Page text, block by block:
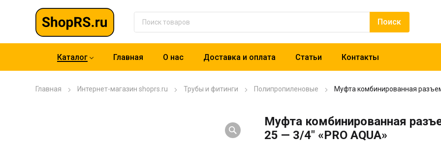
Каталог Главная О нас Доставка и оплата Статьи Контакты
Главная Интернет-магазин shoprs.ru Трубы и фитинги Полипропиленовые Муфта комбинированная
Муфта комбинированная
25 — 3/4″ «PRO AQUA»